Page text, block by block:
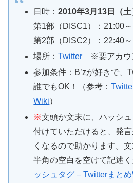
日時：2010年3月13日（
第1部（DISC1）：21:00～
第2部（DISC2）：22:40～
場所：Twitter ※要アカウ
参加条件：B’zが好きで、
誰でもOK！（参考：
Wiki）
※文頭か文末に、ハッシ
付けていただけると、発
くなるので助かります。
半角の空白を空けて記述
ッシュタグ – Twitterまと